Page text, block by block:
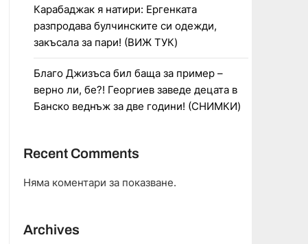
Карабаджак я натири: Ергенката
разпродава булчинските си одежди,
закъсала за пари! (ВИЖ ТУК)
Благо Джизъса бил баща за пример –
верно ли, бе?! Георгиев заведе децата в
Банско веднъж за две години! (СНИМКИ)
Recent Comments
Няма коментари за показване.
Archives